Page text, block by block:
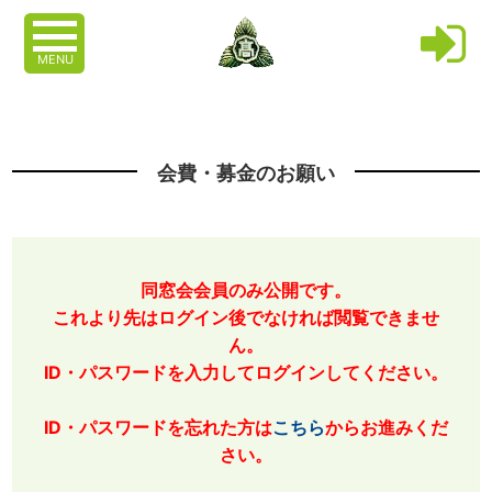
MENU
会費・募金のお願い
同窓会会員のみ公開です。
これより先はログイン後でなければ閲覧できませ
ん。
ID・パスワードを入力してログインしてください。
ID・パスワードを忘れた方はこちらからお進みくだ
さい。